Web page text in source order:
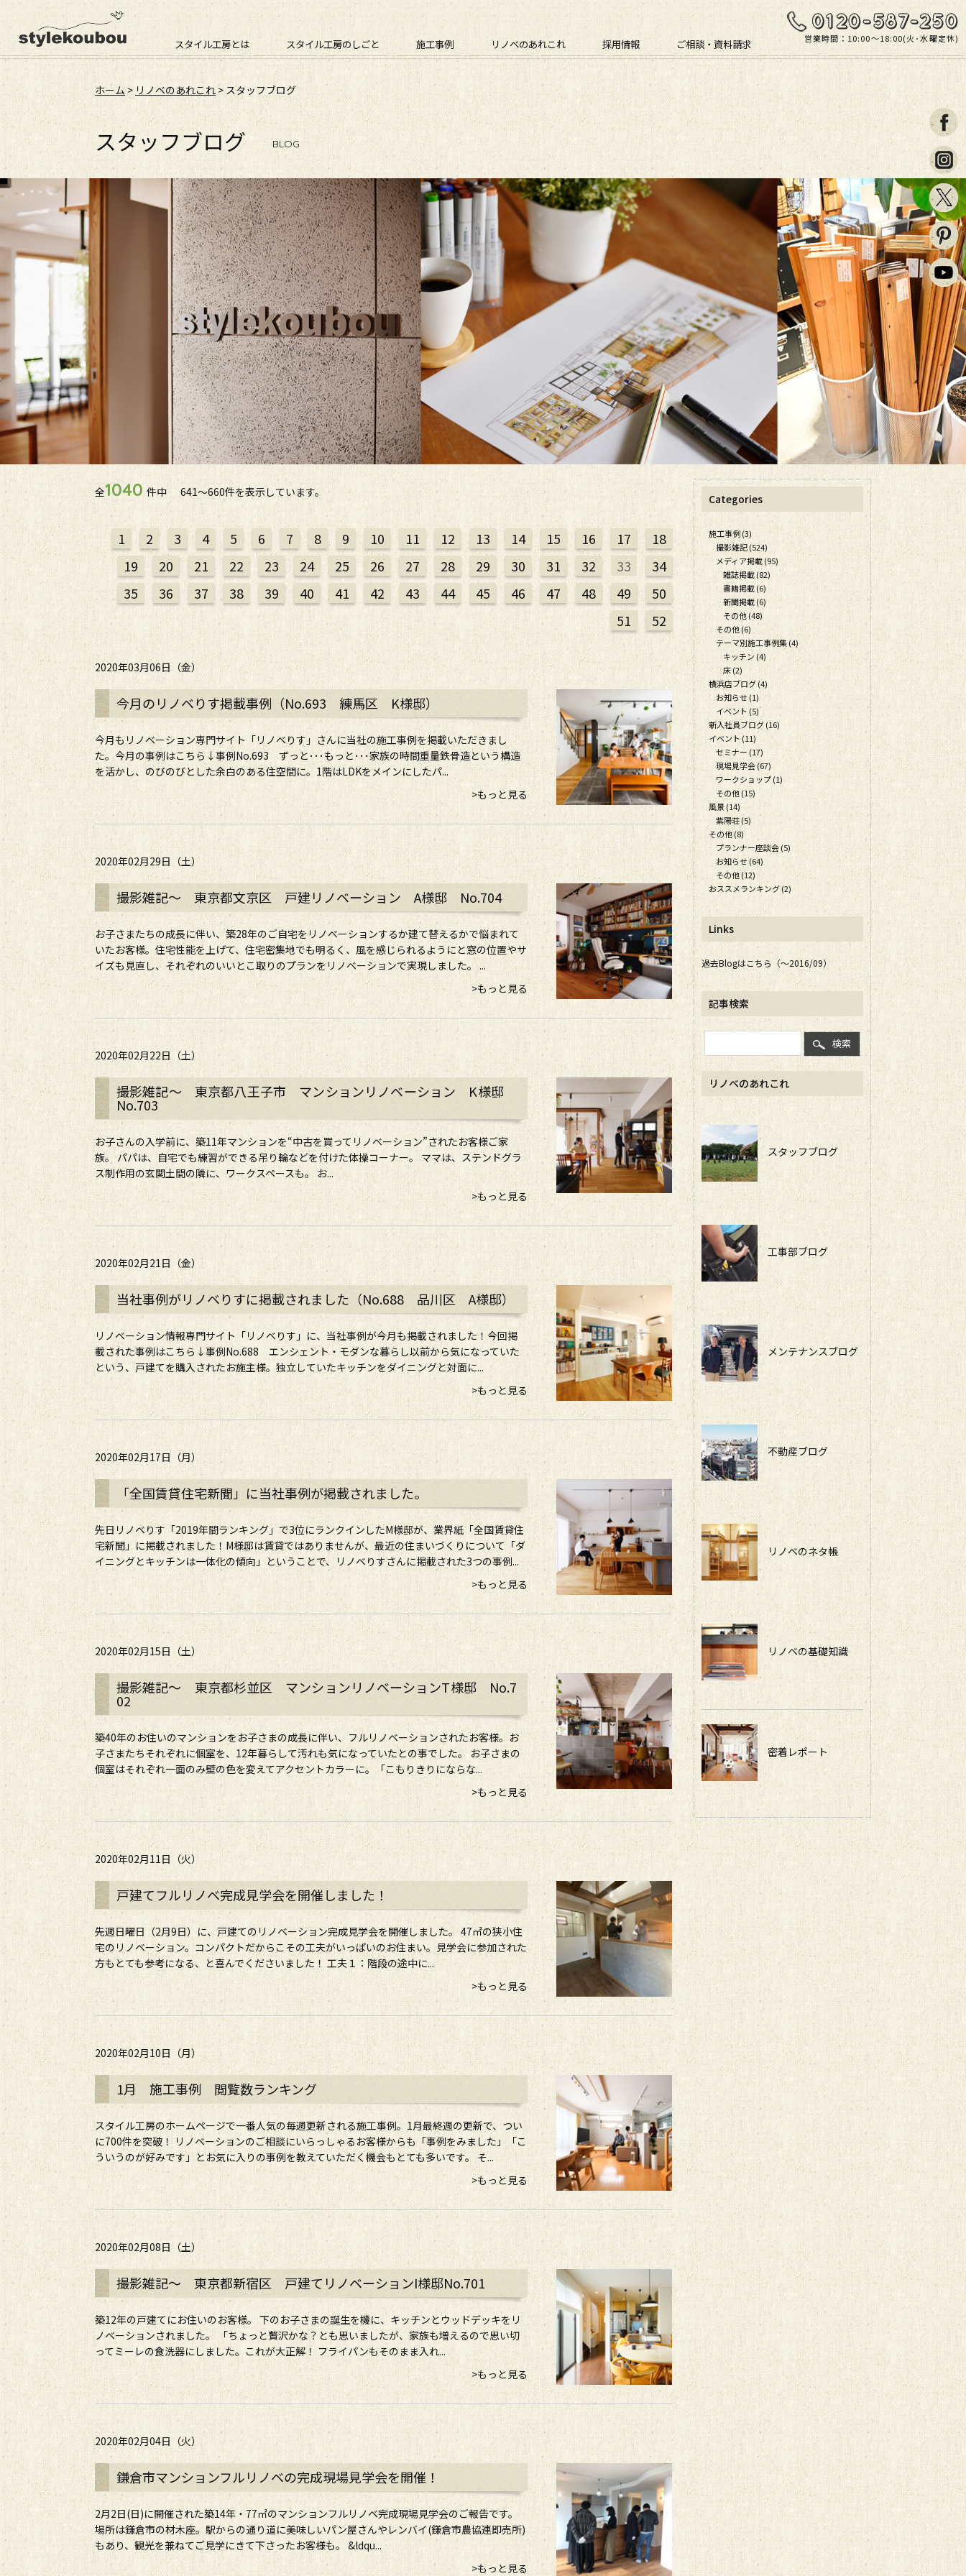
スタイル工房とは スタイル工房のしごと 施工事例 リノベのあれこれ 採用情報 ご相談・資料請求 営業時間：10:00〜18:00(火･水曜定休)
ホーム> リノベのあれこれ > スタッフブログ
スタッフブログ BLOG
全1040 件中 641〜660件を表示しています。
1 2 3 4 5 6 7 8 9 10 11 12 13 14 15 16 17
18
19
20 21 22 23 24 25 26 27 28 29 30 31 32 33
34
35
36 37 38 39 40 41 42 43 44 45 46 47 48 49
50
51
52
2020年03月06日（金）
今月のリノベりす掲載事例（No.693 練馬区 K様邸）
今月もリノベーション専門サイト「リノベりす」さんに当社の施工事例を掲載いただきまし
た。今月の事例はこちら↓事例No.693 ずっと･･･もっと･･･家族の時間重量鉄骨造という構造
を活かし、のびのびとした余白のある住空間に。1階はLDKをメインにしたパ...
>もっと見る
2020年02月29日（土）
撮影雑記～ 東京都文京区 戸建リノベーション A様邸 No.704
お子さまたちの成長に伴い、築28年のご自宅をリノベーションするか建て替えるかで悩まれて
いたお客様。住宅性能を上げて、住宅密集地でも明るく、風を感じられるようにと窓の位置やサ
イズも見直し、それぞれのいいとこ取りのプランをリノベーションで実現しました。 ...
>もっと見る
2020年02月22日（土）
撮影雑記～ 東京都八王子市 マンションリノベーション K様邸
No.703
お子さんの入学前に、築11年マンションを“中古を買ってリノベーション”されたお客様ご家
族。 パパは、自宅でも練習ができる吊り輪などを付けた体操コーナー。 ママは、ステンドグラ
ス制作用の玄関土間の隣に、ワークスペースも。 お...
>もっと見る
2020年02月21日（金）
当社事例がリノベりすに掲載されました（No.688 品川区 A様邸）
リノベーション情報専門サイト「リノベりす」に、当社事例が今月も掲載されました！今回掲
載された事例はこちら↓事例No.688 エンシェント・モダンな暮らし以前から気になっていた
という、戸建てを購入されたお施主様。独立していたキッチンをダイニングと対面に...
>もっと見る
2020年02月17日（月）
「全国賃貸住宅新聞」に当社事例が掲載されました。
先日リノベりす「2019年間ランキング」で3位にランクインしたM様邸が、業界紙「全国賃貸住
宅新聞」に掲載されました！M様邸は賃貸ではありませんが、最近の住まいづくりについて「ダ
イニングとキッチンは一体化の傾向」ということで、リノベりすさんに掲載された3つの事例...
>もっと見る
2020年02月15日（土）
撮影雑記～ 東京都杉並区 マンションリノベーションT様邸 No.7
02
築40年のお住いのマンションをお子さまの成長に伴い、フルリノベーションされたお客様。お
子さまたちそれぞれに個室を、12年暮らして汚れも気になっていたとの事でした。 お子さまの
個室はそれぞれ一面のみ壁の色を変えてアクセントカラーに。「こもりきりにならな...
>もっと見る
2020年02月11日（火）
戸建てフルリノベ完成見学会を開催しました！
先週日曜日（2月9日）に、戸建てのリノベーション完成見学会を開催しました。 47㎡の狭小住
宅のリノベーション。コンパクトだからこその工夫がいっぱいのお住まい。見学会に参加された
方もとても参考になる、と喜んでくださいました！ 工夫１：階段の途中に...
>もっと見る
2020年02月10日（月）
1月 施工事例 閲覧数ランキング
スタイル工房のホームページで一番人気の毎週更新される施工事例。1月最終週の更新で、つい
に700件を突破！ リノベーションのご相談にいらっしゃるお客様からも「事例をみました」「こ
ういうのが好みです」とお気に入りの事例を教えていただく機会もとても多いです。 そ...
>もっと見る
2020年02月08日（土）
撮影雑記～ 東京都新宿区 戸建てリノベーションI様邸No.701
築12年の戸建てにお住いのお客様。 下のお子さまの誕生を機に、キッチンとウッドデッキをリ
ノベーションされました。 「ちょっと贅沢かな？とも思いましたが、家族も増えるので思い切
ってミーレの食洗器にしました。これが大正解！ フライパンもそのまま入れ...
>もっと見る
2020年02月04日（火）
鎌倉市マンションフルリノベの完成現場見学会を開催！
2月2日(日)に開催された築14年・77㎡のマンションフルリノベ完成現場見学会のご報告です。
場所は鎌倉市の材木座。駅からの通り道に美味しいパン屋さんやレンバイ(鎌倉市農協連即売所)
もあり、観光を兼ねてご見学にきて下さったお客様も。 &ldqu...
>もっと見る
Categories
施工事例 (3)
撮影雑記 (524)
メディア掲載 (95)
雑誌掲載 (82)
書籍掲載 (6)
新聞掲載 (6)
その他 (48)
その他 (6)
テーマ別施工事例集 (4)
キッチン (4)
床 (2)
横浜店ブログ (4)
お知らせ (1)
イベント (5)
新入社員ブログ (16)
イベント (11)
セミナー (17)
現場見学会 (67)
ワークショップ (1)
その他 (15)
風景 (14)
紫陽荘 (5)
その他 (8)
プランナー座談会 (5)
お知らせ (64)
その他 (12)
おススメランキング (2)
Links
過去Blogはこちら（～2016/09）
記事検索
検索
リノベのあれこれ
スタッフブログ
工事部ブログ
メンテナンスブログ
不動産ブログ
リノベのネタ帳
リノベの基礎知識
密着レポート